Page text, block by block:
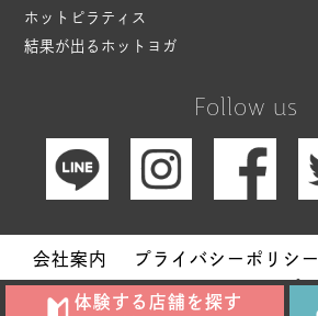
Follow us
ホットピラティス
結果が出るホットヨガ
会社案内 プライバシーポリシー
サイトマップ
体験する店舗を探す